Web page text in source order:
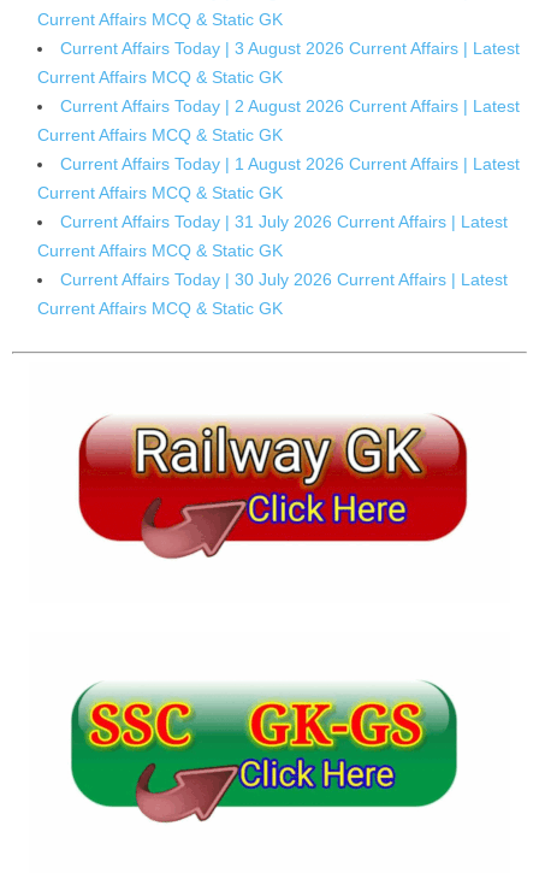
Current Affairs MCQ & Static GK
Current Affairs Today | 3 August 2026 Current Affairs | Latest
Current Affairs MCQ & Static GK
Current Affairs Today | 2 August 2026 Current Affairs | Latest
Current Affairs MCQ & Static GK
Current Affairs Today | 1 August 2026 Current Affairs | Latest
Current Affairs MCQ & Static GK
Current Affairs Today | 31 July 2026 Current Affairs | Latest
Current Affairs MCQ & Static GK
Current Affairs Today | 30 July 2026 Current Affairs | Latest
Current Affairs MCQ & Static GK